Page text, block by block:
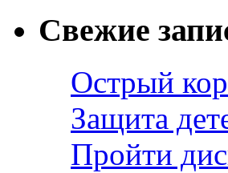
Свежие
Острый
Защита
Пройти